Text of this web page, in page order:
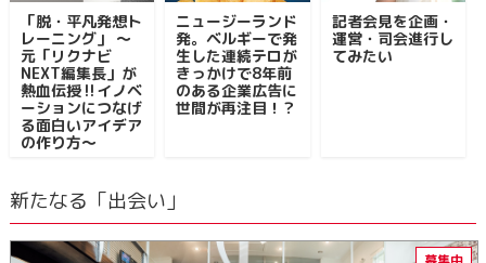
「脱・平凡発想ト
レーニング」 ～
元「リクナビ
NEXT編集長」が
熱血伝授‼イノベ
ーションにつなげ
る面白いアイデア
の作り方～
ニュージーランド
発。ベルギーで発
生した連続テロが
きっかけで8年前
のある企業広告に
世間が再注目！？
記者会見を企画・
運営・司会進行し
てみたい
新たなる「出会い」